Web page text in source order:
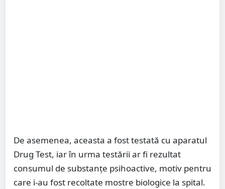
De asemenea, aceasta a fost testată cu aparatul
Drug Test, iar în urma testării ar fi rezultat
consumul de substanțe psihoactive, motiv pentru
care i-au fost recoltate mostre biologice la spital.